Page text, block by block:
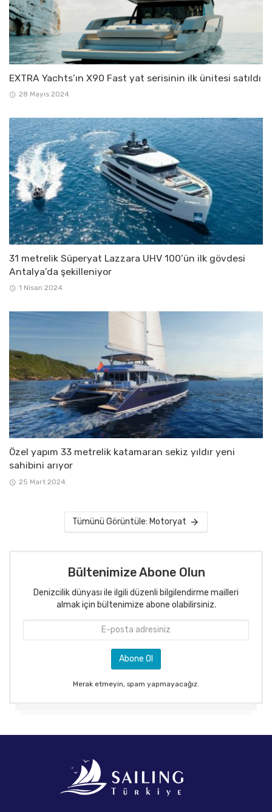
EXTRA Yachts’ın X90 Fast yat serisinin ilk ünitesi satıldı
28 Mayıs 2024
31 metrelik Süperyat Lazzara UHV 100’ün ilk gövdesi
Antalya’da şekilleniyor
1 Nisan 2024
Özel yapım 33 metrelik katamaran sekiz yıldır yeni
sahibini arıyor
25 Mart 2024
Tümünü Görüntüle: Motoryat
Bültenimize Abone Olun
Denizcilik dünyası ile ilgili düzenli bilgilendirme mailleri
almak için bültenimize abone olabilirsiniz.
Merak etmeyin, spam yapmayacağız.